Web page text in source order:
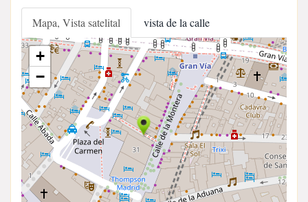
Mapa, Vista satelital vista de la calle
+
−